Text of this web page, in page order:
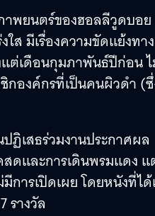
าพยนตร์ของฮอลลีวูดบอย
ส มีเรื่องความขัดแย้งทา
ต่เดือนกุมภาพันธ์ปีก่อน
กองค์กรที่เป็นคนผิวดำ (
ฏิเสธร่วมงานประกาศผล
ดและการเดินพรมแดง แ
ารเปิดเผย โดยหนังที่ได้
รางวัล